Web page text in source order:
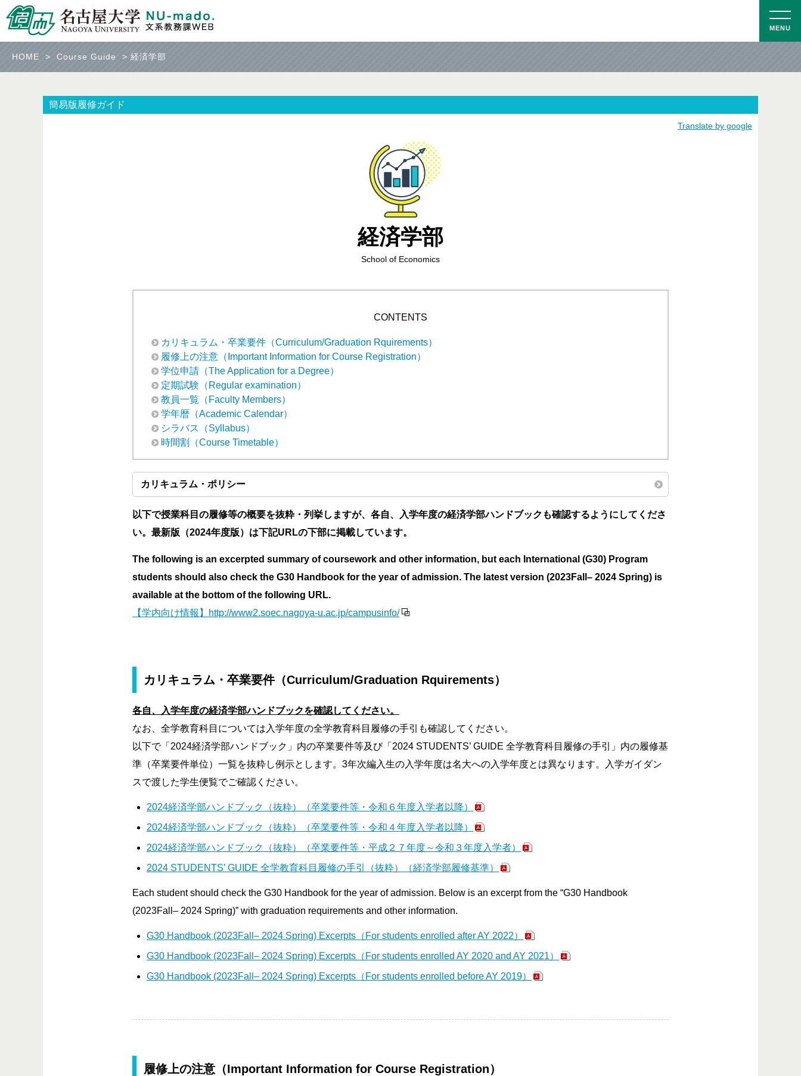
MENU
HOME > Course Guide > 経済学部
経済学部
School of Economics
Translate by google
CONTENTS
カリキュラム・卒業要件（Curriculum/Graduation Rquirements）
履修上の注意（Important Information for Course Registration）
学位申請（The Application for a Degree）
定期試験（Regular examination）
教員一覧（Faculty Members）
学年暦（Academic Calendar）
シラバス（Syllabus）
時間割（Course Timetable）
カリキュラム・ポリシー
以下で授業科目の履修等の概要を抜粋・列挙しますが、各自、入学年度の経済学部ハンドブックも確認するようにしてくださ
い。最新版（2024年度版）は下記URLの下部に掲載しています。
The following is an excerpted summary of coursework and other information, but each International (G30) Program
students should also check the G30 Handbook for the year of admission. The latest version (2023Fall– 2024 Spring) is
available at the bottom of the following URL.
【学内向け情報】http://www2.soec.nagoya-u.ac.jp/campusinfo/
カリキュラム・卒業要件（Curriculum/Graduation Rquirements）
各自、入学年度の経済学部ハンドブックを確認してください。
なお、全学教育科目については入学年度の全学教育科目履修の手引も確認してください。
以下で「2024経済学部ハンドブック」内の卒業要件等及び「2024 STUDENTS’ GUIDE 全学教育科目履修の手引」内の履修基
準（卒業要件単位）一覧を抜粋し例示とします。3年次編入生の入学年度は名大への入学年度とは異なります。入学ガイダン
スで渡した学生便覧でご確認ください。
2024経済学部ハンドブック（抜粋）（卒業要件等・令和６年度入学者以降）
2024経済学部ハンドブック（抜粋）（卒業要件等・令和４年度入学者以降）
2024経済学部ハンドブック（抜粋）（卒業要件等・平成２７年度～令和３年度入学者）
2024 STUDENTS’ GUIDE 全学教育科目履修の手引（抜粋）（経済学部履修基準）
Each student should check the G30 Handbook for the year of admission. Below is an excerpt from the “G30 Handbook
(2023Fall– 2024 Spring)” with graduation requirements and other information.
G30 Handbook (2023Fall– 2024 Spring) Excerpts（For students enrolled after AY 2022）
G30 Handbook (2023Fall– 2024 Spring) Excerpts（For students enrolled AY 2020 and AY 2021）
G30 Handbook (2023Fall– 2024 Spring) Excerpts（For students enrolled before AY 2019）
履修上の注意（Important Information for Course Registration）